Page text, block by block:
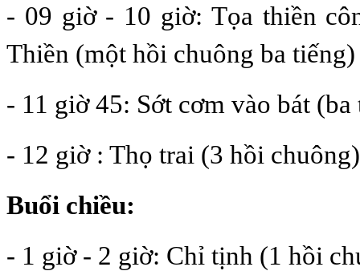
- 09 giờ - 10 giờ: Tọa thiền
Thiền (một hồi chuông ba tiếng)
- 11 giờ 45: Sớt cơm vào bát
- 12 giờ : Thọ trai (3 hồi chuông)
Buổi chiều:
- 1 giờ - 2 giờ: Chỉ tịnh (1 hồi